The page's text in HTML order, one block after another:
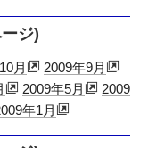
ジ)
月
2009年9月
2009年5月
2009
年1月